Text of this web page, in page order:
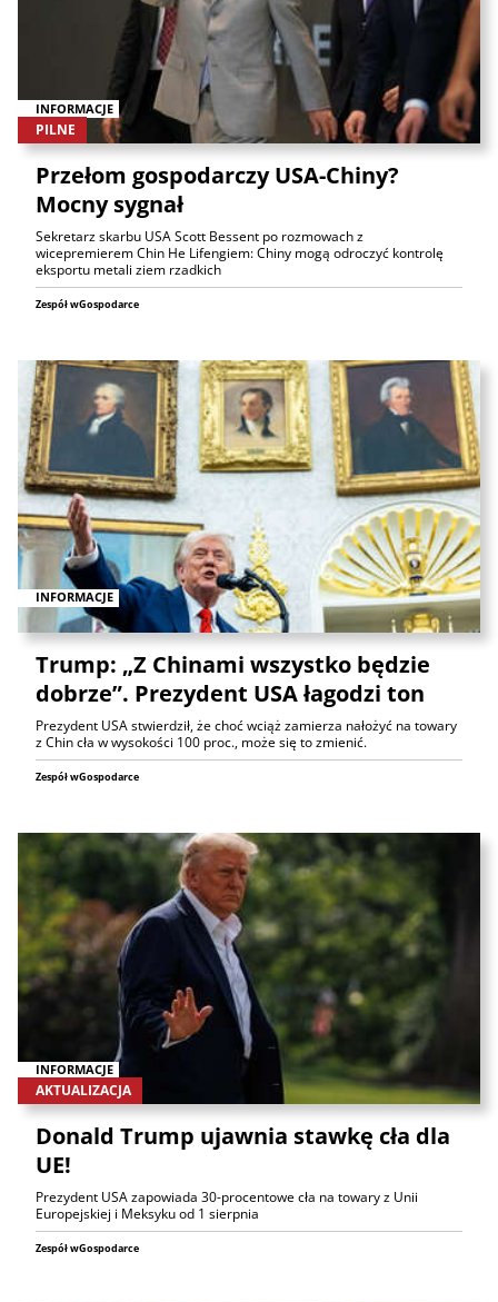
INFORMACJE
PILNE
Przełom gospodarczy USA-Chiny?
Mocny sygnał
Sekretarz skarbu USA Scott Bessent po rozmowach z
wicepremierem Chin He Lifengiem: Chiny mogą odroczyć kontrolę
eksportu metali ziem rzadkich
Zespół wGospodarce
INFORMACJE
Trump: „Z Chinami wszystko będzie
dobrze”. Prezydent USA łagodzi ton
Prezydent USA stwierdził, że choć wciąż zamierza nałożyć na towary
z Chin cła w wysokości 100 proc., może się to zmienić.
Zespół wGospodarce
INFORMACJE
AKTUALIZACJA
Donald Trump ujawnia stawkę cła dla
UE!
Prezydent USA zapowiada 30-procentowe cła na towary z Unii
Europejskiej i Meksyku od 1 sierpnia
Zespół wGospodarce